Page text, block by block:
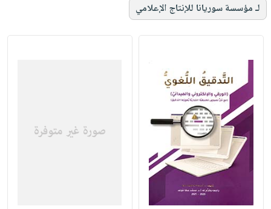
لـ مؤسسة سوريانا للإنتاج الإعلامي